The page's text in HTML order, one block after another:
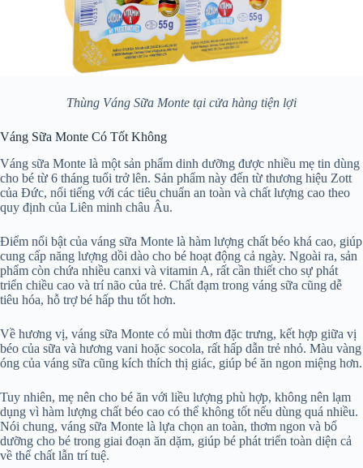
Thùng Váng Sữa Monte tại cửa hàng tiện lợi
Váng Sữa Monte Có Tốt Không
Váng sữa Monte là một sản phẩm dinh dưỡng được nhiều mẹ tin dùng
cho bé từ 6 tháng tuổi trở lên. Sản phẩm này đến từ thương hiệu Zott
của Đức, nổi tiếng với các tiêu chuẩn an toàn và chất lượng cao theo
quy định của Liên minh châu Âu.
Điểm nổi bật của váng sữa Monte là hàm lượng chất béo khá cao, giúp
cung cấp năng lượng dồi dào cho bé hoạt động cả ngày. Ngoài ra, sản
phẩm còn chứa nhiều canxi và vitamin A, rất cần thiết cho sự phát
triển chiều cao và trí não của trẻ. Chất đạm trong váng sữa cũng dễ
tiêu hóa, hỗ trợ bé hấp thu tốt hơn.
Về hương vị, váng sữa Monte có mùi thơm đặc trưng, kết hợp giữa vị
béo của sữa và hương vani hoặc socola, rất hấp dẫn trẻ nhỏ. Màu vàng
óng của váng sữa cũng kích thích thị giác, giúp bé ăn ngon miệng hơn.
Tuy nhiên, mẹ nên cho bé ăn với liều lượng phù hợp, không nên lạm
dụng vì hàm lượng chất béo cao có thể không tốt nếu dùng quá nhiều.
Nói chung, váng sữa Monte là lựa chọn an toàn, thơm ngon và bổ
dưỡng cho bé trong giai đoạn ăn dặm, giúp bé phát triển toàn diện cả
về thể chất lẫn trí tuệ.